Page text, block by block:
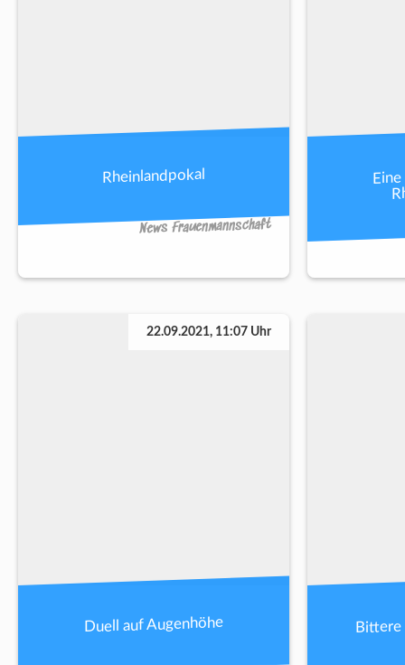
Rheinlandpokal
News Frauenmannschaft
22.09.2021, 11:07 Uhr
Duell auf Augenhöhe Bittere